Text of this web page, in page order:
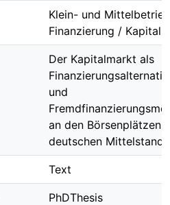
Klein- und
Finanzierung /
Der Kapitalmarkt als
und
an den Börsenplätzen
deutschen Mittelstand
Text
PhDThesis